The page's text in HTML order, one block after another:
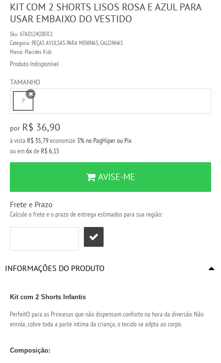
KIT COM 2 SHORTS LISOS ROSA E AZUL PARA
USAR EMBAIXO DO VESTIDO
Sku: 67AD124C083C1
Categoria: PEÇAS AVULSAS PARA MENINAS,CALCINHAS
Marca: Placides Kids
Produto Indisponível
TAMANHO
P
por R$ 36,90
à vista R$ 35,79economize 3%no PagHiper ou Pix
ou em6xde R$ 6,15
AVISE-ME
Frete e Prazo
Calcule o frete e o prazo de entrega estimados para sua região:
INFORMAÇÕES DO PRODUTO
Kit com 2 Shorts Infantis
PerfeitO para as Princesas que não dispensam conforto na hora da diversão. Não
enrola, cobre toda a parte intima da criança, o tecido se adpta ao corpo.
Composição: